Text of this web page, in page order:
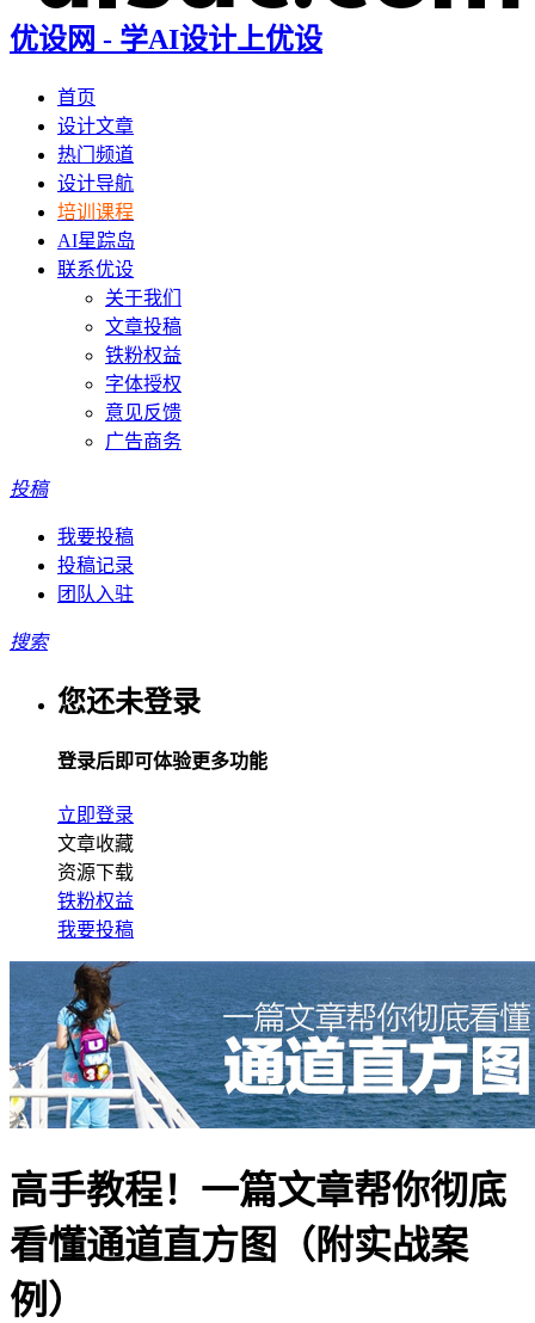
优设网 - 学AI设计上优设
首页
设计文章
热门频道
设计导航
培训课程
AI星踪岛
联系优设
关于我们
文章投稿
铁粉权益
字体授权
意见反馈
广告商务
投稿
我要投稿
投稿记录
团队入驻
搜索
您还未登录
登录后即可体验更多功能
立即登录
文章收藏
资源下载
铁粉权益
我要投稿
高手教程！一篇文章帮你彻底
看懂通道直方图（附实战案
例）